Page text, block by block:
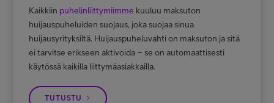
Kaikkiin puhelinliittymiimme kuuluu maksuton
huijauspuheluiden suojaus, joka suojaa sinua
huijausyrityksiltä. Huijauspuheluvahti on maksuton ja sitä
ei tarvitse erikseen aktivoida – se on automaattisesti
käytössä kaikilla liittymäasiakkailla.
TUTUSTU